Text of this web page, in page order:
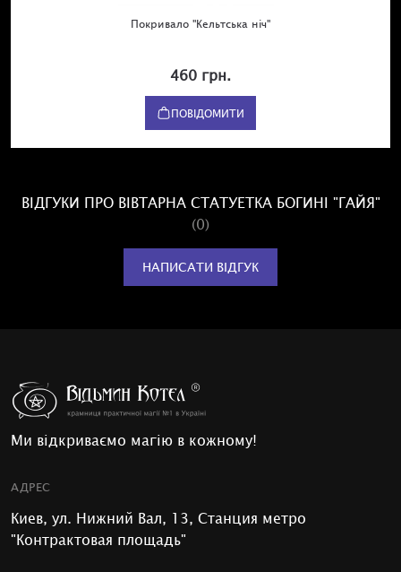
Покривало "Кельтська ніч"
460 грн.
ПОВІДОМИТИ
ВІДГУКИ ПРО ВІВТАРНА СТАТУЕТКА БОГИНІ "ГАЙЯ"
(0)
НАПИСАТИ ВІДГУК
Ми відкриваємо магію в кожному!
АДРЕС
Киев, ул. Нижний Вал, 13, Станция метро
"Контрактовая площадь"